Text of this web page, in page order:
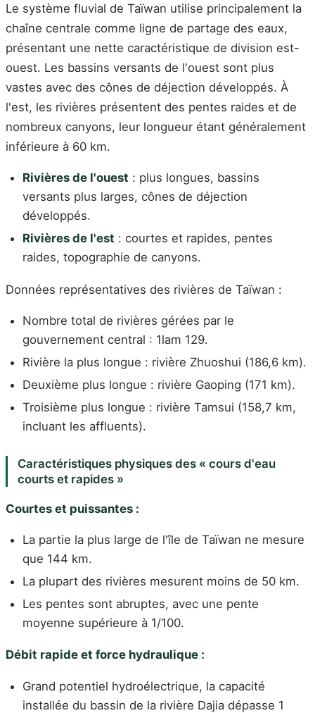
Le système fluvial de Taïwan utilise principalement la
chaîne centrale comme ligne de partage des eaux,
présentant une nette caractéristique de division est-
ouest. Les bassins versants de l'ouest sont plus
vastes avec des cônes de déjection développés. À
l'est, les rivières présentent des pentes raides et de
nombreux canyons, leur longueur étant généralement
inférieure à 60 km.
Rivières de l'ouest : plus longues, bassins
versants plus larges, cônes de déjection
développés.
Rivières de l'est : courtes et rapides, pentes
raides, topographie de canyons.
Données représentatives des rivières de Taïwan :
Nombre total de rivières gérées par le
gouvernement central : 1lam 129.
Rivière la plus longue : rivière Zhuoshui (186,6 km).
Deuxième plus longue : rivière Gaoping (171 km).
Troisième plus longue : rivière Tamsui (158,7 km,
incluant les affluents).
Caractéristiques physiques des « cours d'eau
courts et rapides »
Courtes et puissantes :
La partie la plus large de l'île de Taïwan ne mesure
que 144 km.
La plupart des rivières mesurent moins de 50 km.
Les pentes sont abruptes, avec une pente
moyenne supérieure à 1/100.
Débit rapide et force hydraulique :
Grand potentiel hydroélectrique, la capacité
installée du bassin de la rivière Dajia dépasse 1